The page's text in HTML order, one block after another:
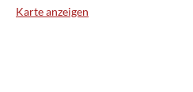
Karte anzeigen